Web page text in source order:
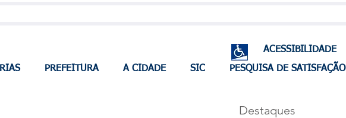
ACESSIBILIDADE
PREFEITURA A CIDADE SIC PESQUISA DE SATISFAÇÃO
Destaques